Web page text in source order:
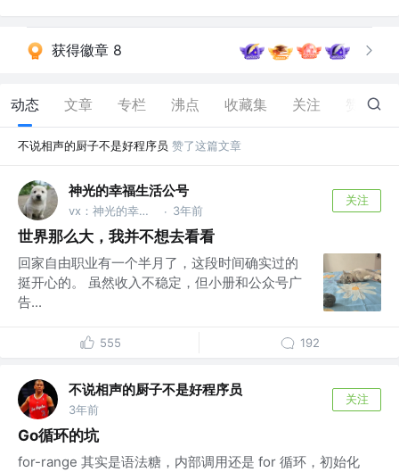
获得徽章 8
动态 文章 专栏 沸点 收藏集 关注 21
不说相声的厨子不是好程序员 赞了这篇文章
神光的幸福生活公号
vx：神光的幸福生活 · 3年前
关注
世界那么大，我并不想去看看
回家自由职业有一个半月了，这段时间确实过的
挺开心的。 虽然收入不稳定，但小册和公众号广
告...
555 192
不说相声的厨子不是好程序员
3年前
关注
Go循环的坑
for-range 其实是语法糖，内部调用还是 for 循环，初始化